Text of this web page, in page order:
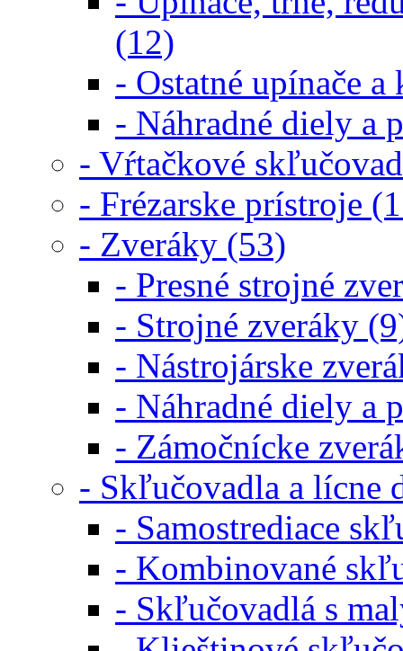
(12)
- Ostatné upínače
- Náhradné diely a
- Vŕtačkové
- Frézarske prístroje
- Zveráky (53)
- Presné strojné
- Strojné zveráky
- Nástrojárske
- Náhradné diely a
- Zámočnícke
- Skľučovadla a lícne
- Samostrediace
- Kombinované
- Skľučovadlá s